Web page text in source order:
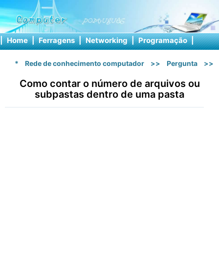
| Home | Ferragens | Networking | Programação |
* Rede de conhecimento computador >> Pergunta >>
Como contar o número de arquivos ou
subpastas dentro de uma pasta